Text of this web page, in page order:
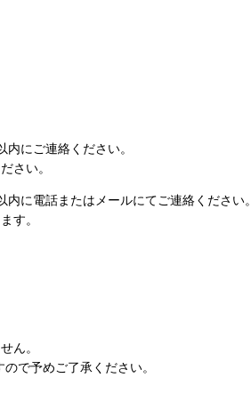
にご連絡ください。
さい。
に電話またはメールにてご連絡ください。
す。
ん。
で予めご了承ください。